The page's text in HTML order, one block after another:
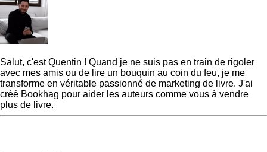
Salut, c'est Quentin ! Quand je ne suis pas en train de rigoler
avec mes amis ou de lire un bouquin au coin du feu, je me
transforme en véritable passionné de marketing de livre. J'ai
créé Bookhag pour aider les auteurs comme vous à vendre
plus de livre.